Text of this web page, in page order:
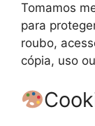
Tomamos
para
roubo,
cópia, uso